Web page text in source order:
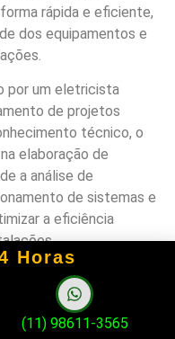
rápida e eficiente,
dos equipamentos e
por um eletricista
de projetos
técnico, o
elaboração de
a análise de
de sistemas e
a eficiência
industrial
acesso a um
as demandas
Horas
(11) 98611-3565